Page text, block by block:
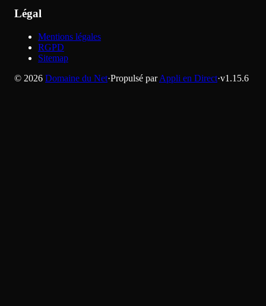
Légal
Mentions légales
RGPD
Sitemap
© 2026 Domaine du Net·Propulsé par Appli en Direct·v1.15.6